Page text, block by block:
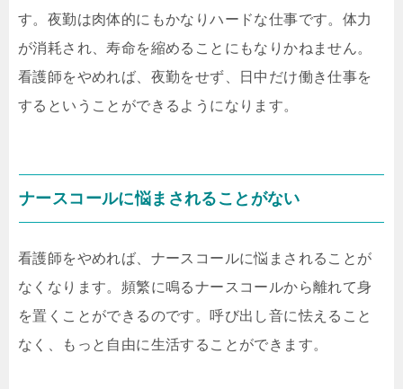
す。夜勤は肉体的にもかなりハードな仕事です。体力
が消耗され、寿命を縮めることにもなりかねません。
看護師をやめれば、夜勤をせず、日中だけ働き仕事を
するということができるようになります。
ナースコールに悩まされることがない
看護師をやめれば、ナースコールに悩まされることが
なくなります。頻繁に鳴るナースコールから離れて身
を置くことができるのです。呼び出し音に怯えること
なく、もっと自由に生活することができます。